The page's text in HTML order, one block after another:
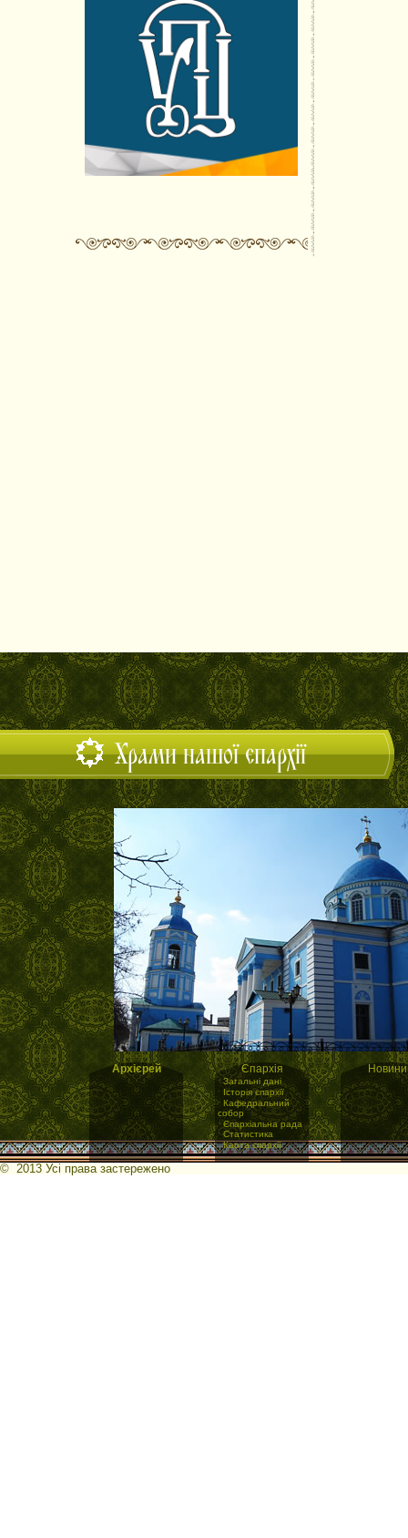
Храми нашої єпархії
Архієрей Єпархія
·Загальні дані
·Історія єпархії
·Кафедральний
собор
·Єпархіальна рада
·Статистика
·Карта єпархії
Новини
© 2013 Усі права застережено